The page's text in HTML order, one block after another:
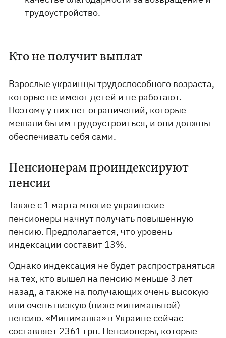
трудоустройство.
Кто не получит выплат
Взрослые украинцы трудоспособного возраста,
которые не имеют детей и не работают.
Поэтому у них нет ограничений, которые
мешали бы им трудоустроиться, и они должны
обеспечивать себя сами.
Пенсионерам проиндексируют
пенсии
Также с 1 марта многие украинские
пенсионеры начнут получать повышенную
пенсию. Предполагается, что уровень
индексации составит 13%.
Однако индексация не будет распространяться
на тех, кто вышел на пенсию меньше 3 лет
назад, а также на получающих очень высокую
или очень низкую (ниже минимальной)
пенсию. «Минималка» в Украине сейчас
составляет 2361 грн. Пенсионеры, которые